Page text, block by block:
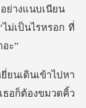
ียน
ไม่เป็น
ยนเดินเข้าไปหา